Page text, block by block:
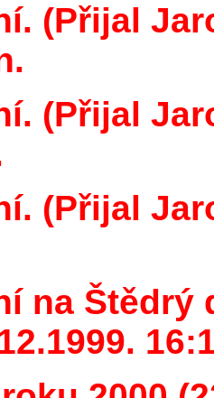
(Přijal
(Přijal
(Přijal
na Štědrý